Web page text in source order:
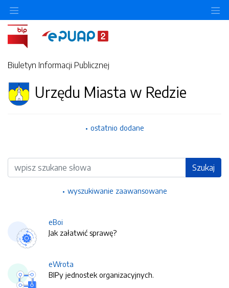
Biuletyn Informacji Publicznej
Urzędu Miasta w Redzie
ostatnio dodane
Wyszukiwarka Szukaj
wyszukiwanie zaawansowane
eBoi
Jak załatwić sprawę?
eWrota
BIPy jednostek organizacyjnych.